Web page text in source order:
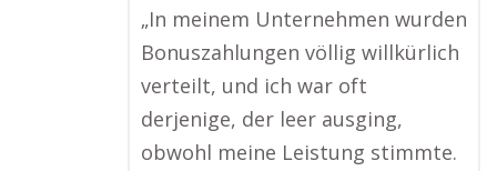
„In meinem Unternehmen wurden
Bonuszahlungen völlig willkürlich
verteilt, und ich war oft
derjenige, der leer ausging,
obwohl meine Leistung stimmte.